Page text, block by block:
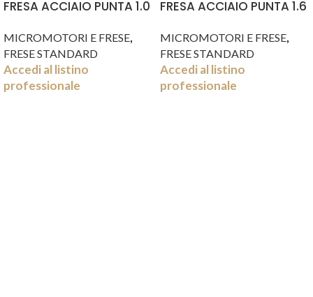
FRESA ACCIAIO PUNTA 1.0
MICROMOTORI E FRESE,
FRESE STANDARD
Accedi al listino
professionale
FRESA ACCIAIO PUNTA 1.6
MICROMOTORI E FRESE,
FRESE STANDARD
Accedi al listino
professionale